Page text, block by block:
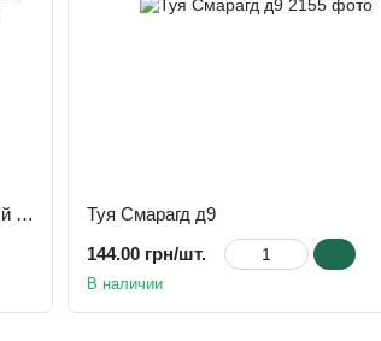
Можжевельник кустовой чешуйчатый Ханнеторп (Hunnetorp)
Туя Смарагд д9
144.00 грн/шт.
В наличии